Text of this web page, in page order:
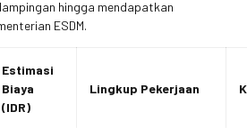
hingga mendapatkan
ESDM.
Estimasi
Biaya
(IDR)
Lingkup Pekerjaan